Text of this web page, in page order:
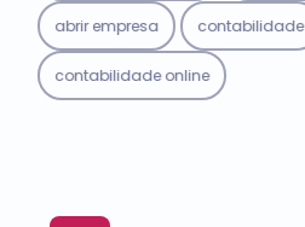
abrir empresa contabilidade
contabilidade online